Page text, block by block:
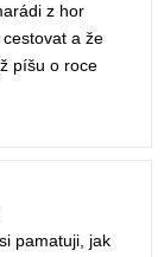
z hor
a že
píšu o roce
pamatuji, jak